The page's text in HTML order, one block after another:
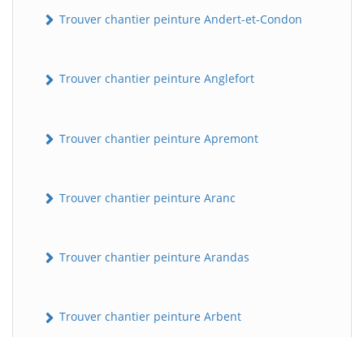
Trouver chantier peinture Andert-et-Condon
Trouver chantier peinture Anglefort
Trouver chantier peinture Apremont
Trouver chantier peinture Aranc
Trouver chantier peinture Arandas
Trouver chantier peinture Arbent